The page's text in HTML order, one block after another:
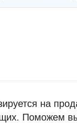
на
Поможем